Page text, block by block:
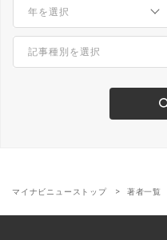
マイナビニューストップ 著者一覧